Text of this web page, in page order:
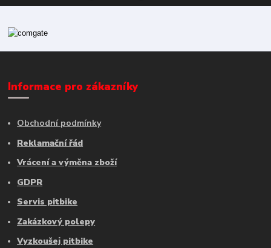
Informace pro zákazníky
Obchodní podmínky
Reklamační řád
Vrácení a výměna zboží
GDPR
Servis pitbike
Zakázkový polepy
Vyzkoušej pitbike